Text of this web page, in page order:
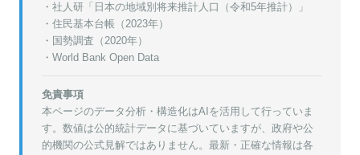
・ 社人研「日本の地域別将来推計人口（令和5年推計）」
・ 住民基本台帳（2023年）
・ 国勢調査（2020年）
・World Bank Open Data
免責事項
本ページのデータ分析・構造化はAIを活用して行っていま
す。数値は公的統計データに基づいていますが、政府や公
的機関の公式見解ではありません。最新・正確な情報は各